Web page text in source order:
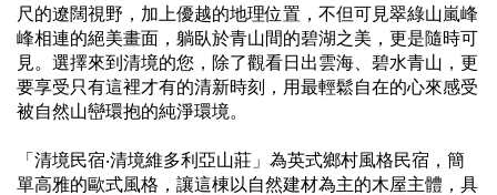
尺的遼闊視野，加上優越的地理位置，不但可見翠綠山嵐峰
峰相連的絕美畫面，躺臥於青山間的碧湖之美，更是隨時可
見。選擇來到清境的您，除了觀看日出雲海、碧水青山，更
要享受只有這裡才有的清新時刻，用最輕鬆自在的心來感受
被自然山巒環抱的純淨環境。
「清境民宿‧清境維多利亞山莊」為英式鄉村風格民宿，簡
單高雅的歐式風格，讓這棟以自然建材為主的木屋主體，具